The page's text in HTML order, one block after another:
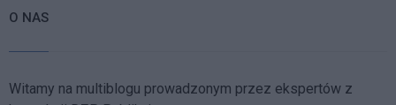
O NAS
Witamy na multiblogu prowadzonym przez ekspertów z